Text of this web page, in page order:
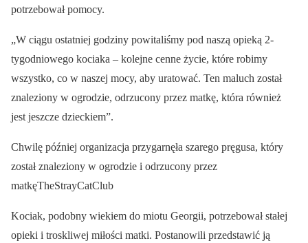
potrzebował pomocy.
„W ciągu ostatniej godziny powitaliśmy pod naszą opieką 2-
tygodniowego kociaka – kolejne cenne życie, które robimy
wszystko, co w naszej mocy, aby uratować. Ten maluch został
znaleziony w ogrodzie, odrzucony przez matkę, która również
jest jeszcze dzieckiem”.
Chwilę później organizacja przygarnęła szarego pręgusa, który
został znaleziony w ogrodzie i odrzucony przez
matkęTheStrayCatClub
Kociak, podobny wiekiem do miotu Georgii, potrzebował stałej
opieki i troskliwej miłości matki. Postanowili przedstawić ją